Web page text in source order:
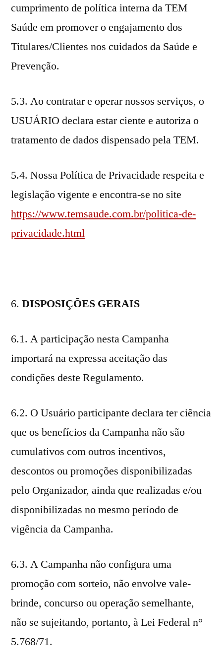
cumprimento de política interna da TEM
Saúde em promover o engajamento dos
Titulares/Clientes nos cuidados da Saúde e
Prevenção.
5.3. Ao contratar e operar nossos serviços, o
USUÁRIO declara estar ciente e autoriza o
tratamento de dados dispensado pela TEM.
5.4. Nossa Política de Privacidade respeita e
legislação vigente e encontra-se no site
https://www.temsaude.com.br/politica-de-
privacidade.html
6. DISPOSIÇÕES GERAIS
6.1. A participação nesta Campanha
importará na expressa aceitação das
condições deste Regulamento.
6.2. O Usuário participante declara ter ciência
que os benefícios da Campanha não são
cumulativos com outros incentivos,
descontos ou promoções disponibilizadas
pelo Organizador, ainda que realizadas e/ou
disponibilizadas no mesmo período de
vigência da Campanha.
6.3. A Campanha não configura uma
promoção com sorteio, não envolve vale-
brinde, concurso ou operação semelhante,
não se sujeitando, portanto, à Lei Federal n°
5.768/71.